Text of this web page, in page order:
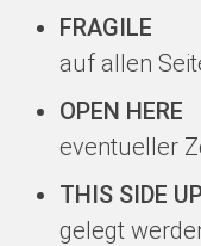
FRAGILE –
auf allen
OPEN
eventueller
THIS SIDE
gelegt